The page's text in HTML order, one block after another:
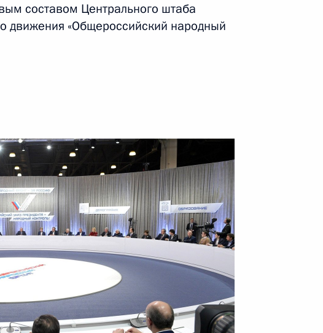
Макроном 3
составом Центрального штаба
движения «Общероссийский народный